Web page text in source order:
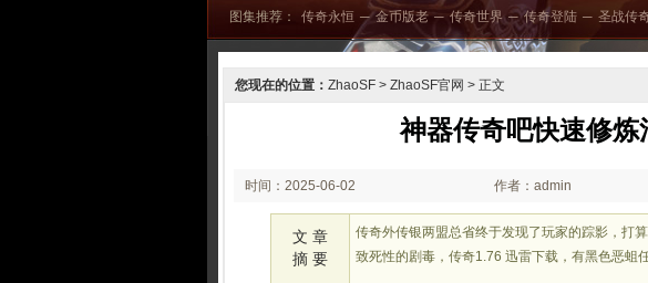
图集推荐：
传奇永恒 ─ 金币版老 ─ 传奇世界 ─ 传奇登陆 ─ 圣战传
您现在的位置： ZhaoSF > ZhaoSF官网 > 正文
神器传奇吧快速修炼
时间：2025-06-02
02:25:37
作者：admin
文 章
摘 要
传奇外传银两盟总省终于发现了玩家的踪影，打
致死性的剧毒，传奇1.76 迅雷下载，有黑色恶蛆